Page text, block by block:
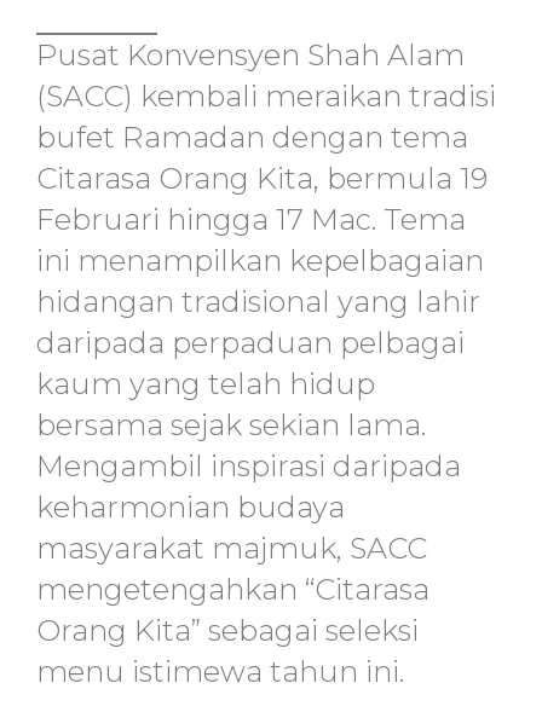
Pusat Konvensyen Shah Alam
(SACC) kembali meraikan tradisi
bufet Ramadan dengan tema
Citarasa Orang Kita, bermula 19
Februari hingga 17 Mac. Tema
ini menampilkan kepelbagaian
hidangan tradisional yang lahir
daripada perpaduan pelbagai
kaum yang telah hidup
bersama sejak sekian lama.
Mengambil inspirasi daripada
keharmonian budaya
masyarakat majmuk, SACC
mengetengahkan “Citarasa
Orang Kita” sebagai seleksi
menu istimewa tahun ini.